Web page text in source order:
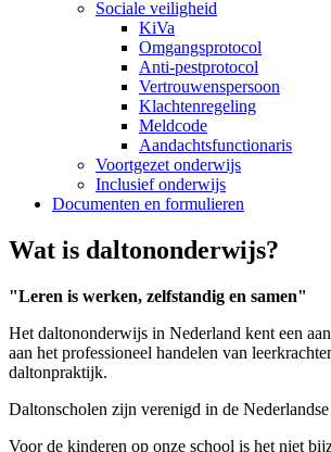
Sociale veiligheid
KiVa
Omgangsprotocol
Anti-pestprotocol
Vertrouwenspersoon
Klachtenregeling
Meldcode
Aandachtsfunctionaris
Voortgezet onderwijs
Inclusief onderwijs
Documenten en formulieren
Wat is daltononderwijs?
"Leren is werken, zelfstandig en samen"
Het daltononderwijs in Nederland kent een
aan het professioneel handelen van
daltonpraktijk.
Daltonscholen zijn verenigd in de
Voor de kinderen op onze school is het niet